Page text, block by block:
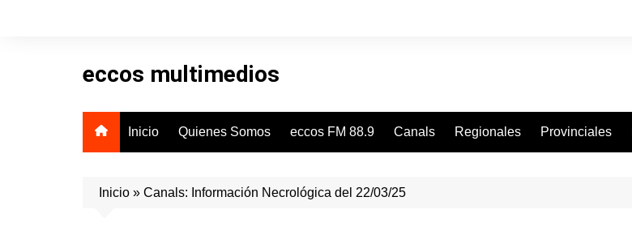
eccos multimedios
Inicio Quienes Somos eccos FM 88.9 Canals Regionales Provinciales
Inicio » Canals: Información Necrológica del 22/03/25